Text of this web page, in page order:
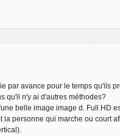
par avance pour le temps qu'ils
qu'il n'y ai d'autres méthodes?
belle image image d. Full HD
personne qui marche ou court